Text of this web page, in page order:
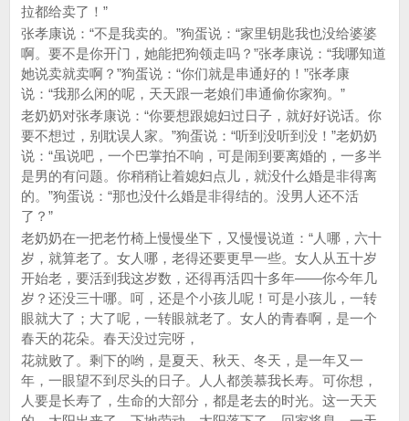
拉都给卖了！”
张孝康说：“不是我卖的。”狗蛋说：“家里钥匙我也没给婆婆
啊。要不是你开门，她能把狗领走吗？”张孝康说：“我哪知道
她说卖就卖啊？”狗蛋说：“你们就是串通好的！”张孝康
说：“我那么闲的呢，天天跟一老娘们串通偷你家狗。”
老奶奶对张孝康说：“你要想跟媳妇过日子，就好好说话。你
要不想过，别耽误人家。”狗蛋说：“听到没听到没！”老奶奶
说：“虽说吧，一个巴掌拍不响，可是闹到要离婚的，一多半
是男的有问题。你稍稍让着媳妇点儿，就没什么婚是非得离
的。”狗蛋说：“那也没什么婚是非得结的。没男人还不活
了？”
老奶奶在一把老竹椅上慢慢坐下，又慢慢说道：“人哪，六十
岁，就算老了。女人哪，老得还要更早一些。女人从五十岁
开始老，要活到我这岁数，还得再活四十多年——你今年几
岁？还没三十哪。呵，还是个小孩儿呢！可是小孩儿，一转
眼就大了；大了呢，一转眼就老了。女人的青春啊，是一个
春天的花朵。春天没过完呀，
花就败了。剩下的哟，是夏天、秋天、冬天，是一年又一
年，一眼望不到尽头的日子。人人都羡慕我长寿。可你想，
人要是长寿了，生命的大部分，都是老去的时光。这一天天